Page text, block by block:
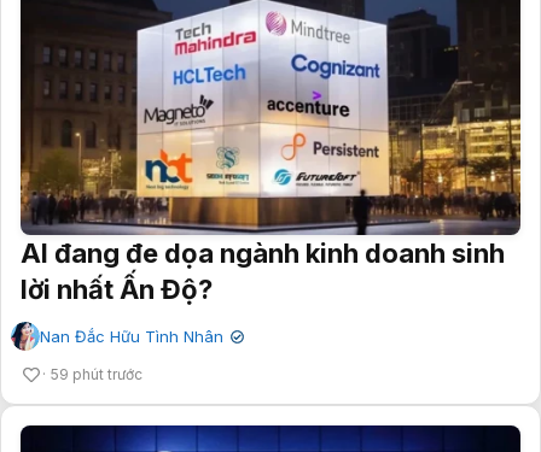
AI đang đe dọa ngành kinh doanh sinh
lời nhất Ấn Độ?
Nan Đắc Hữu Tình Nhân ✔
59 phút trước